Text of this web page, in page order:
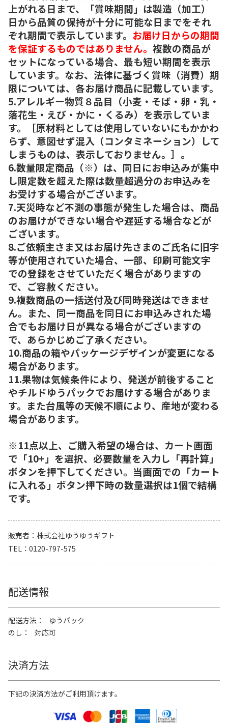
上がれる日まで、「賞味期間」は製造（加工）
日から品質の保持が十分に可能な日までをそれ
ぞれ期間で表示しています。 お届け日からの期間
を保証するものではありません。 複数の商品が
セットになっている場合、最も短い期間を表示
しています。なお、法律に基づく賞味（消費）期
限については、各お届け商品に記載しています。
5.アレルギー物質８品目（小麦・そば・卵・乳・
落花生・えび・かに・くるみ）を表示していま
す。［原材料としては使用していないにもかかわ
らず、意図せず混入（コンタミネーション）して
しまうものは、表示しておりません。］。
6.数量限定商品（※）は、同日にお申込みが集中
し限定数を超えた際は数量超過分のお申込みを
お受けする場合がございます。
7.天災時など不測の事態が発生した場合は、商品
のお届けができない場合や遅延する場合などが
ございます。
8.ご依頼主さま又はお届け先さまのご氏名に旧字
等が使用されていた場合、一部、印刷可能文字
での登録をさせていただく場合がありますの
で、ご容赦ください。
9.複数商品の一括送付及び同時発送はできませ
ん。また、同一商品を同日にお申込みされた場
合でもお届け日が異なる場合がございますの
で、あらかじめご了承ください。
10.商品の箱やパッケージデザインが変更になる
場合があります。
11.果物は気候条件により、発送が前後すること
やチルドゆうパックでお届けする場合がありま
す。また台風等の天候不順により、産地が変わる
場合があります。
※11点以上、ご購入希望の場合は、カート画面
で「10+」を選択、必要数量を入力し「再計算」
ボタンを押下してください。当画面での「カート
に入れる」ボタン押下時の数量選択は1個で結構
です。
販売者
株式会社ゆうゆうギフト
TEL
0120-797-575
配送情報
配送方法
ゆうパック
のし
対応可
決済方法
下記の決済方法がご利用頂けます。